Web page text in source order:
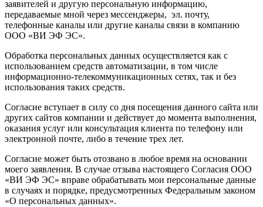
заявителей и другую персональную информацию,
передаваемые мной через мессенджеры, эл. почту,
телефонные каналы или другие каналы связи в компанию
ООО «ВИ ЭФ ЭС».
Обработка персональных данных осуществляется как с
использованием средств автоматизации, в том числе
информационно-телекоммуникационных сетях, так и без
использования таких средств.
Согласие вступает в силу со дня посещения данного сайта или
других сайтов компании и действует до момента выполнения,
оказания услуг или консультация клиента по телефону или
электронной почте, либо в течение трех лет.
Согласие может быть отозвано в любое время на основании
моего заявления. В случае отзыва настоящего Согласия ООО
«ВИ ЭФ ЭС» вправе обрабатывать мои персональные данные
в случаях и порядке, предусмотренных Федеральным законом
«О персональных данных».